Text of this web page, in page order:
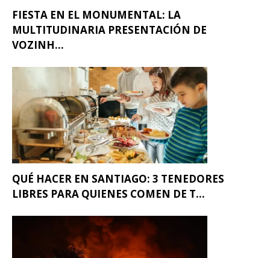
FIESTA EN EL MONUMENTAL: LA
MULTITUDINARIA PRESENTACIÓN DE
VOZINH...
QUÉ HACER EN SANTIAGO: 3 TENEDORES
LIBRES PARA QUIENES COMEN DE T...